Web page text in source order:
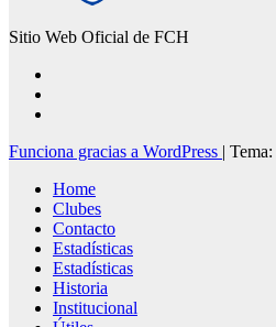
Sitio Web Oficial de FCH
Funciona gracias a WordPress | Tema:
Home
Clubes
Contacto
Estadísticas
Estadísticas
Historia
Institucional